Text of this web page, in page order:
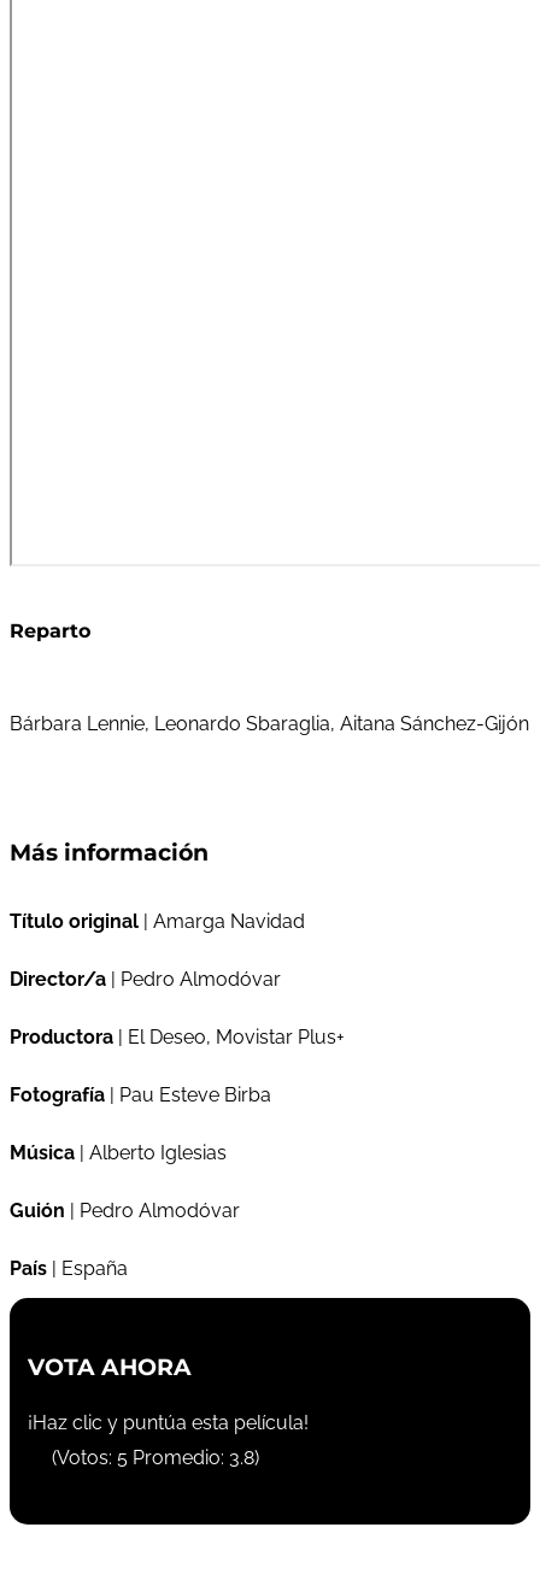
Reparto
Bárbara Lennie, Leonardo Sbaraglia, Aitana Sánchez-Gijón
Más información
Título original | Amarga Navidad
Director/a | Pedro Almodóvar
Productora | El Deseo, Movistar Plus+
Fotografía | Pau Esteve Birba
Música | Alberto Iglesias
Guión | Pedro Almodóvar
País | España
VOTA AHORA
¡Haz clic y puntúa esta película!
(Votos: 5 Promedio: 3.8)